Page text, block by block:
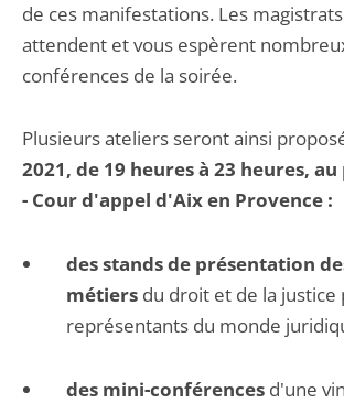
de ces manifestations. Les
attendent et vous espèrent
conférences de la soirée.
Plusieurs ateliers seront ainsi
2021, de 19 heures à 23 heures,
- Cour d'appel d'Aix en Provence :
des stands de présentation
métiers du droit et de la justice
représentants du monde
des mini-conférences d'une